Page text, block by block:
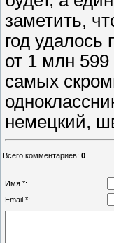
заметить,
год удалось
от 1 млн 599
самых
немецкий,
Всего комментариев: 0
Имя *:
Email *: